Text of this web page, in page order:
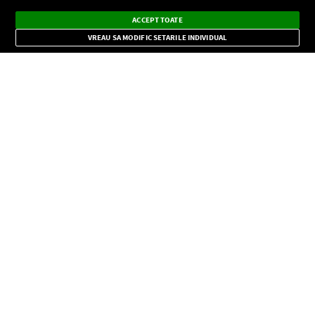
CONFIDENŢIALITATE
Dark
Mode
Radio live, podcasturi, știri și alerte
importante.
×
ACCEPT TOATE
VREAU SA MODIFIC SETARILE INDIVIDUAL